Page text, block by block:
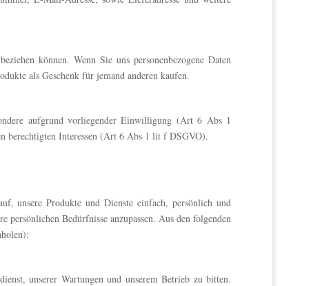
können. Wenn Sie uns personenbezogene Daten
als Geschenk für jemand anderen kaufen.
aufgrund vorliegender Einwilligung (Art 6 Abs 1
berechtigten Interessen (Art 6 Abs 1 lit f DSGVO).
unsere Produkte und Dienste einfach, persönlich und
persönlichen Bedürfnisse anzupassen. Aus den folgenden
unserer Wartungen und unserem Betrieb zu bitten.